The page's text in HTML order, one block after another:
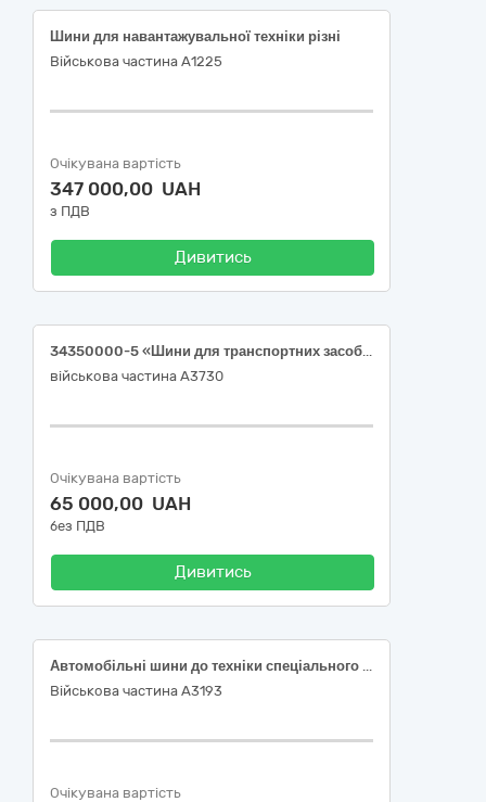
Шини для навантажувальної техніки різні
Військова частина А1225
Очікувана вартість
347 000,00 UAH
з ПДВ
Дивитись
34350000-5 «Шини для транспортних засобів великої та малої тоннажності»(Автомобільні шини)
військова частина А3730
Очікувана вартість
65 000,00 UAH
без ПДВ
Дивитись
Автомобільні шини до техніки спеціального призначення
Військова частина А3193
Очікувана вартість